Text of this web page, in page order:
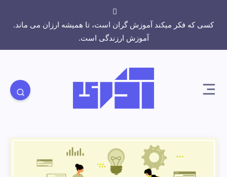
کسی که فکر میکند آموزش گران است، تا همیشه ارزان می ماند.
آموزش ارزندگی است.